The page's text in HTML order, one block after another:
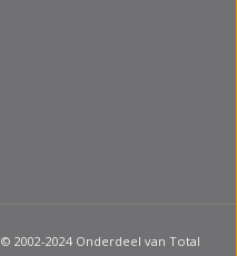
© 2002-2024 Onderdeel van Total